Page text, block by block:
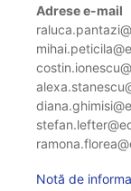
Adrese e-mail
Notă de